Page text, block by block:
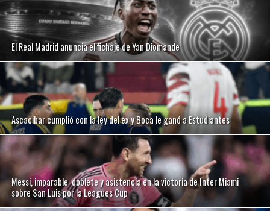
El Real Madrid anuncia el fichaje de Yan Diomande
Ascacibar cumplió con la ley del ex y Boca le ganó a Estudiantes
Messi, imparable: doblete y asistencia en la victoria de Inter Miami
sobre San Luis por la Leagues Cup